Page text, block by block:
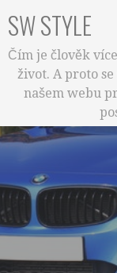
to
content
SW STYLE
Čím je člověk
život. A proto
našem webu